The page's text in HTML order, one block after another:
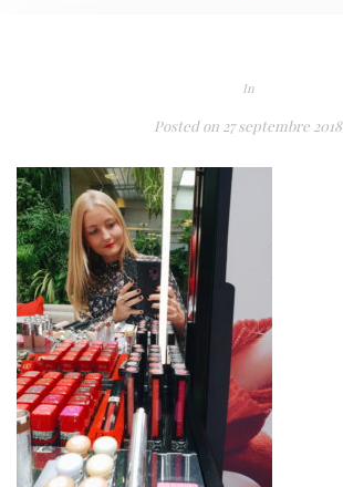
In
Posted on 27 septembre 2018